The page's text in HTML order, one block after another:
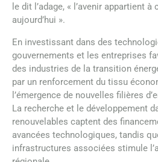
le dit l’adage, « l’avenir appartient
aujourd’hui ».
En investissant dans des
gouvernements et les entreprises
des industries de la transition
par un renforcement du tissu
l’émergence de nouvelles filières
La recherche et le développement
renouvelables captent des
avancées technologiques, tandis
infrastructures associées stimule